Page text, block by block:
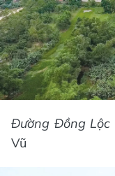
Đường Đồng
Vũ